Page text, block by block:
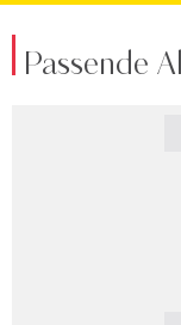
Passende